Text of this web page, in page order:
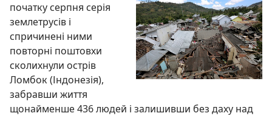
початку серпня серія
землетрусів і
спричинені ними
повторні поштовхи
сколихнули острів
Ломбок (Індонезія),
забравши життя
щонайменше 436 людей і залишивши без даху над